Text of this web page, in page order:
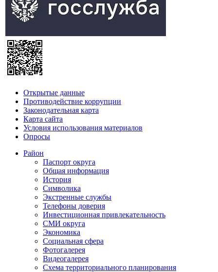
Открытые данные
Противодействие коррупции
Законодательная карта
Карта сайта
Условия использования материалов
Опросы
Район
Паспорт округа
Общая информация
История
Символика
Экстренные службы
Телефоны доверия
Инвестиционная привлекательность
СМИ округа
Экономика
Социальная сфера
Фотогалерея
Видеогалерея
Схема территориального планирования